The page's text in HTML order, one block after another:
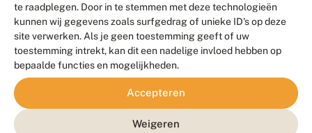
te raadplegen. Door in te stemmen met deze technologieën
kunnen wij gegevens zoals surfgedrag of unieke ID's op deze
site verwerken. Als je geen toestemming geeft of uw
toestemming intrekt, kan dit een nadelige invloed hebben op
bepaalde functies en mogelijkheden.
Accepteren
Weigeren
Contact
Veelgestelde vragen
Meld waarnemingen© 2026 Vlinderstichting
Duurzaam ontwikkeld door
Go2People
, ontworpen door
Blue Field Agency
Privacy
Disclaimer
Sitemap